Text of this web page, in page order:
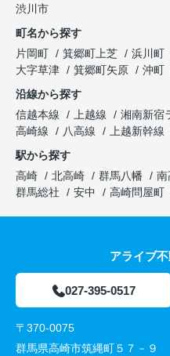
渋川市
町名から探す
片岡町
箕郷町上芝 浜川町
大字草津
箕郷町矢原 沖町
沿線から探す
信越本線
上越線 湘南新宿
高崎線
八高線 上越新幹線
駅から探す
高崎
北高崎 群馬八幡 南
群馬総社
安中 高崎問屋町
アライブ
027-395-0517
〒370-0075
群馬県高崎市筑縄町５７－９